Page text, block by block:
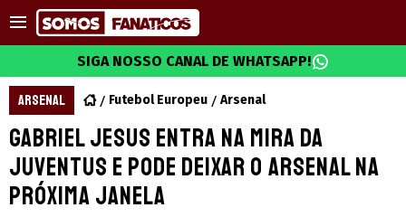
SIGA NOSSO CANAL DE WHATSAPP!
ARSENAL Futebol Europeu Arsenal
Gabriel Jesus entra na mira da
Juventus e pode deixar o Arsenal na
próxima janela